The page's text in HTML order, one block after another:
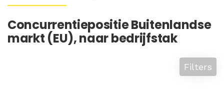
Concurrentiepositie Buitenlandse
markt (EU), naar bedrijfstak
Filters